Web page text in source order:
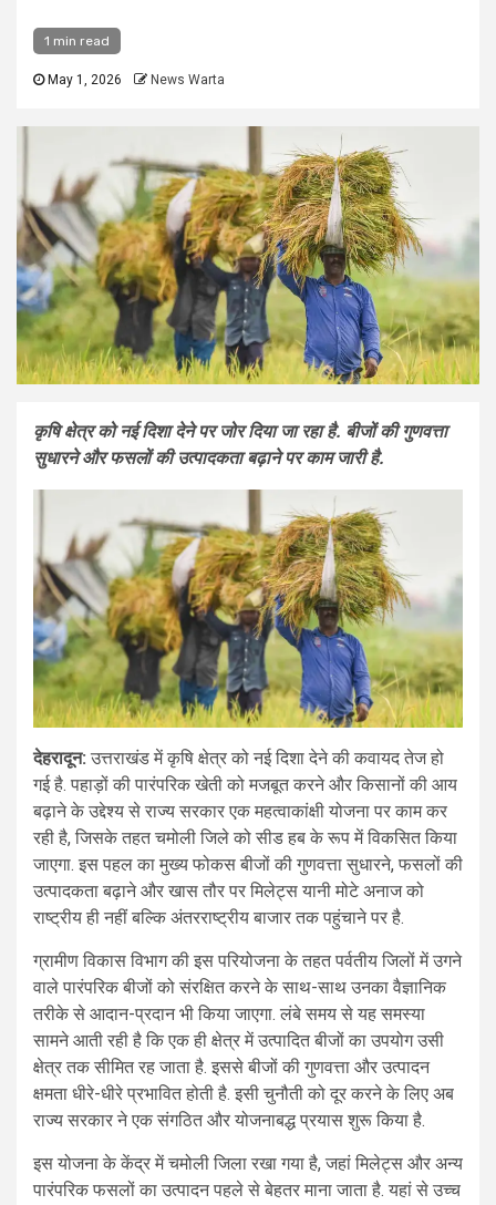
1 min read
May 1, 2026 News Warta
कृषि क्षेत्र को नई दिशा देने पर जोर दिया जा रहा है. बीजों की गुणवत्ता
सुधारने और फसलों की उत्पादकता बढ़ाने पर काम जारी है.
देहरादून: उत्तराखंड में कृषि क्षेत्र को नई दिशा देने की कवायद तेज हो
गई है. पहाड़ों की पारंपरिक खेती को मजबूत करने और किसानों की आय
बढ़ाने के उद्देश्य से राज्य सरकार एक महत्वाकांक्षी योजना पर काम कर
रही है, जिसके तहत चमोली जिले को सीड हब के रूप में विकसित किया
जाएगा. इस पहल का मुख्य फोकस बीजों की गुणवत्ता सुधारने, फसलों की
उत्पादकता बढ़ाने और खास तौर पर मिलेट्स यानी मोटे अनाज को
राष्ट्रीय ही नहीं बल्कि अंतरराष्ट्रीय बाजार तक पहुंचाने पर है.
ग्रामीण विकास विभाग की इस परियोजना के तहत पर्वतीय जिलों में उगने
वाले पारंपरिक बीजों को संरक्षित करने के साथ-साथ उनका वैज्ञानिक
तरीके से आदान-प्रदान भी किया जाएगा. लंबे समय से यह समस्या
सामने आती रही है कि एक ही क्षेत्र में उत्पादित बीजों का उपयोग उसी
क्षेत्र तक सीमित रह जाता है. इससे बीजों की गुणवत्ता और उत्पादन
क्षमता धीरे-धीरे प्रभावित होती है. इसी चुनौती को दूर करने के लिए अब
राज्य सरकार ने एक संगठित और योजनाबद्ध प्रयास शुरू किया है.
इस योजना के केंद्र में चमोली जिला रखा गया है, जहां मिलेट्स और अन्य
पारंपरिक फसलों का उत्पादन पहले से बेहतर माना जाता है. यहां से उच्च